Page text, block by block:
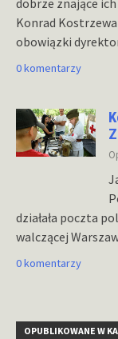
dobrze znające
Konrad
obowiązki
0 komentarzy
działała poczta
walczącej
0 komentarzy
OPUBLIKOWANE W